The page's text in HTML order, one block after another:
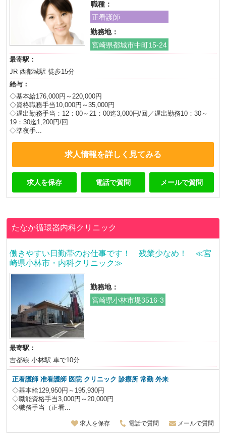
職種：
正看護師
勤務地：
宮崎県都城市中町15-24
最寄駅：
JR 西都城駅 徒歩15分
給与：
◇基本給176,000円～220,000円
◇資格職務手当10,000円～35,000円
◇遅出勤務手当：12：00～21：00迄3,000円/回／遅出勤務10：30～
19：30迄1,200円/回
◇準夜手...
求人情報を詳しく見てみる
求人を保存 電話で質問 メールで質問
たなか循環器内科クリニック
働きやすい日勤帯のお仕事です！ 残業少なめ！ ≪宮
崎県小林市・内科クリニック≫
勤務地：
宮崎県小林市堤3516-3
最寄駅：
吉都線 小林駅 車で10分
正看護師 准看護師 医院 クリニック 診療所 常勤 外来
◇基本給129,950円～195,930円
◇職能資格手当3,000円～20,000円
◇職務手当（正看...
求人を保存 電話で質問 メールで質問